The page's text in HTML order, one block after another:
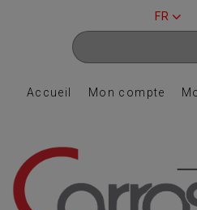
FR
Accueil Mon compte